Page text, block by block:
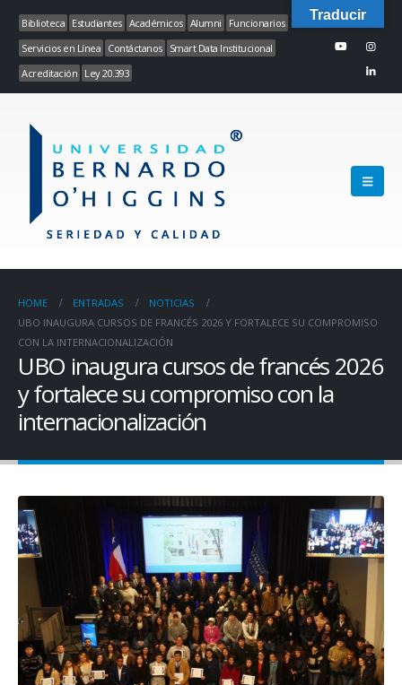
Biblioteca Estudiantes Académicos Alumni
Funcionarios
Servicios en Línea Contáctanos
Smart Data Institucional
Acreditación Ley 20.393
HOME ENTRADAS
NOTICIAS
UBO INAUGURA CURSOS DE FRANCÉS 2026 Y FORTALECE SU COMPROMISO
CON LA INTERNACIONALIZACIÓN
UBO inaugura cursos de francés 2026
y fortalece su compromiso con la
internacionalización
Traducir